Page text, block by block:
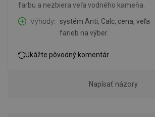
farbu a nezbiera veľa vodného kameňa.
Výhody
systém Anti, Calc, cena, veľa
farieb na výber.
Ukážte pôvodný komentár
Napísať názory